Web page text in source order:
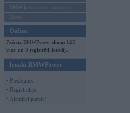
BMW konkurentu jaunumi
Moto
Online
Pašreiz BMWPower skatās 125
viesi un 3 reģistrēti lietotāji.
Ienākt BMWPower
• Pieslēgties
• Reģistrēties
• Aizmirsi paroli?